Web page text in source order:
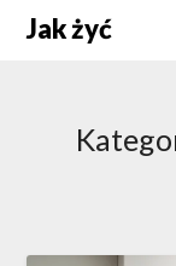
SkipJak żyć